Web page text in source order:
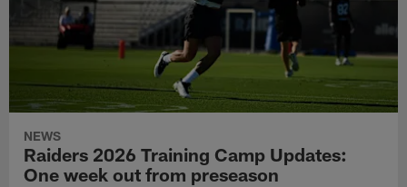
NEWS
Raiders 2026 Training Camp Updates:
One week out from preseason